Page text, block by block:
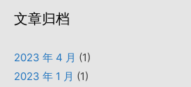
文章归档
2023 年 4 月 (1)
2023 年 1 月 (1)